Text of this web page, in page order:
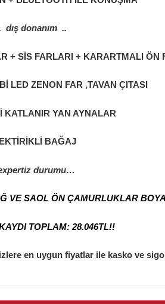
dış donanım ..
+ SİS FARLARI + KARARTMALI ÖN
LED ZENON FAR ,TAVAN ÇITASI
KATLANIR YAN AYNALAR
BAĞAJ
durumu…
VE SAOL ÖN ÇAMURLUKLAR
TOPLAM: 28.046TL!!
en uygun fiyatlar ile kasko ve